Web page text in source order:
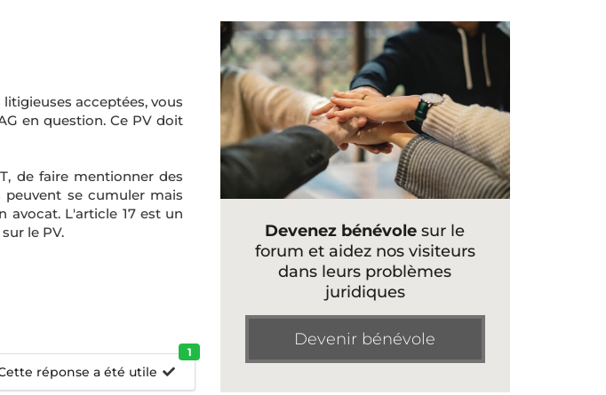
acceptées, vous
en question. Ce PV doit
de faire mentionner des
peuvent se cumuler mais
avocat. L'article 17 est un
le PV.
réponse a été utile
1
Devenez bénévole sur le
forum et aidez nos visiteurs
dans leurs problèmes
juridiques
Devenir bénévole